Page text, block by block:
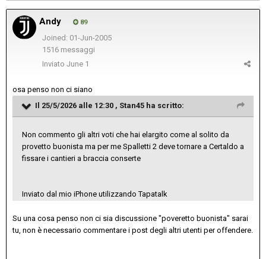
Andy 89
Joined: 01-Jun-2005
1516 messaggi
Inviato June 1
osa penso non ci siano
Il 25/5/2026 alle 12:30 , Stan45 ha scritto:
Non commento gli altri voti che hai elargito come al solito da
provetto buonista ma per me Spalletti 2 deve tornare a Certaldo a
fissare i cantieri a braccia conserte
Inviato dal mio iPhone utilizzando Tapatalk
Su una cosa penso non ci sia discussione "poveretto buonista" sarai
tu, non è necessario commentare i post degli altri utenti per offendere.